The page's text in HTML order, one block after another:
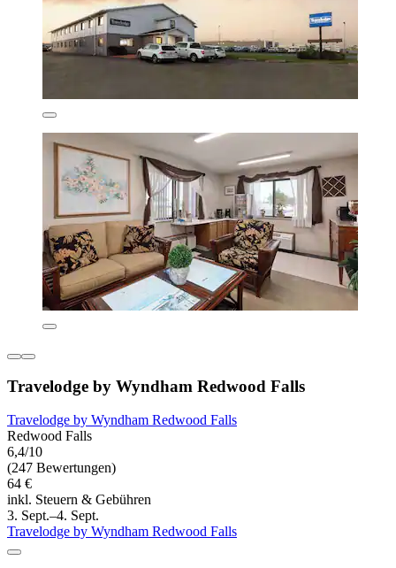
Travelodge by Wyndham Redwood Falls
Travelodge by Wyndham Redwood Falls
Redwood Falls
6,4/10
(247 Bewertungen)
64 €
inkl. Steuern & Gebühren
3. Sept.–4. Sept.
Travelodge by Wyndham Redwood Falls